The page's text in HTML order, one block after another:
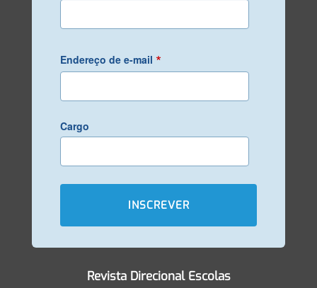
Endereço de e-mail *
Cargo
Revista Direcional Escolas